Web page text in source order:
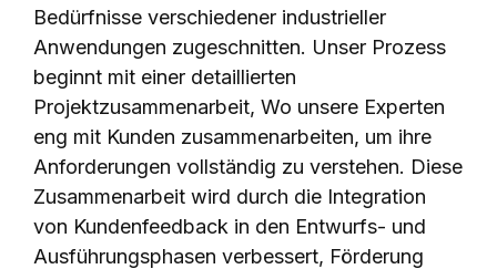
Bedürfnisse verschiedener industrieller
Anwendungen zugeschnitten. Unser Prozess
beginnt mit einer detaillierten
Projektzusammenarbeit, Wo unsere Experten
eng mit Kunden zusammenarbeiten, um ihre
Anforderungen vollständig zu verstehen. Diese
Zusammenarbeit wird durch die Integration
von Kundenfeedback in den Entwurfs- und
Ausführungsphasen verbessert, Förderung